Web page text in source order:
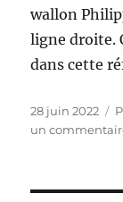
wallon
ligne droite.
dans cette
Publié
le
28 juin 2022
un